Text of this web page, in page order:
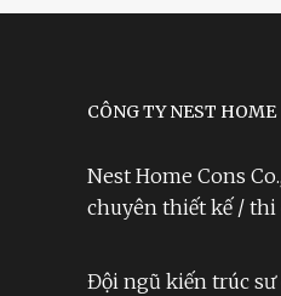
CÔNG TY NEST HOME
Nest Home Cons
chuyên thiết kế / thi
Đội ngũ kiến trúc sư